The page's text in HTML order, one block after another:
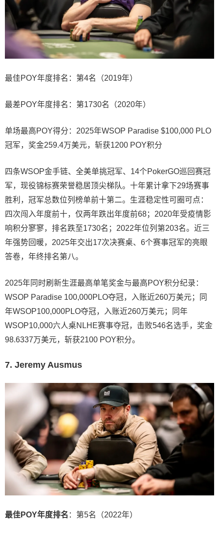
最佳POY年度排名：第4名（2019年）
最差POY年度排名：第1730名（2020年）
单场最高POY得分：2025年WSOP Paradise $100,000 PLO
冠军，奖金259.4万美元，斩获1200 POY积分
四条WSOP金手链、全美单挑冠军、14个PokerGO巡回赛冠
军，现役锦标赛荣誉稳居顶尖梯队。十年累计拿下29场赛事
胜利，冠军总数位列榜单前十第二。生涯稳定性可圈可点：
四次闯入年度前十，仅两年跌出年度前68；2020年受疫情影
响积分寥寥，排名跌至1730名；2022年位列第203名。近三
年强势回暖，2025年交出17次决赛桌、6个赛事冠军的亮眼
答卷，年终排名第八。
2025年同时刷新生涯最高单笔奖金与最高POY积分纪录：
WSOP Paradise 100,000PLO夺冠，入账近260万美元；同
年WSOP100,000PLO夺冠，入账近260万美元；同年
WSOP10,000六人桌NLHE赛事夺冠，击败546名选手，奖金
98.6337万美元，斩获2100 POY积分。
7. Jeremy Ausmus
最佳POY年度排名 ：第5名（2022年）